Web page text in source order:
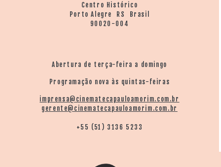
Centro Histórico
Porto Alegre RS Brasil
90020-004
Abertura de terça-feira a domingo
Programação nova às quintas-feiras
imprensa@cinematecapauloamorim.com.br
gerente@cinematecapauloamorim.com.br
+55 (51) 3136 5233